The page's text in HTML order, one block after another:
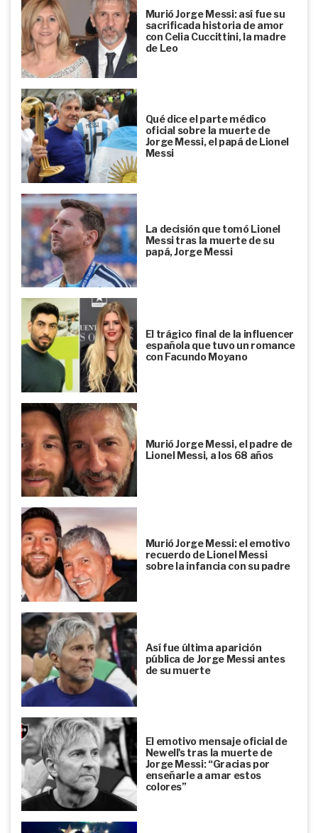
Murió Jorge Messi: así fue su
sacrificada historia de amor
con Celia Cuccittini, la madre
de Leo
Qué dice el parte médico
oficial sobre la muerte de
Jorge Messi, el papá de Lionel
Messi
La decisión que tomó Lionel
Messi tras la muerte de su
papá, Jorge Messi
El trágico final de la influencer
española que tuvo un romance
con Facundo Moyano
Murió Jorge Messi, el padre de
Lionel Messi, a los 68 años
Murió Jorge Messi: el emotivo
recuerdo de Lionel Messi
sobre la infancia con su padre
Así fue última aparición
pública de Jorge Messi antes
de su muerte
El emotivo mensaje oficial de
Newell's tras la muerte de
Jorge Messi: “Gracias por
enseñarle a amar estos
colores”